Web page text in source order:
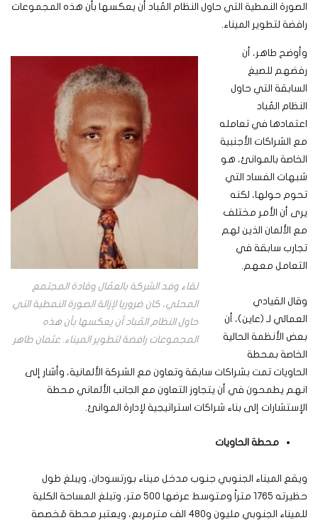
الصورة النمطية التي حاول النظام المُباد أن يعكسها بأن هذه المجموعات
رافضة لتطوير الميناء.
لقاء وفد الشركة بالعمّال وقادة المجتمع
المحلي، كان ضروريا لإزالة الصورة النمطية التي
حاول النظام المُباد أن يعكسها بأن هذه
المجموعات رافضة لتطوير الميناء. عثمان طاهر
وأوضح طاهر، أن
رفضهم للصيغ
السابقة التي حاول
النظام المُباد
اعتمادها في تعامله
مع الشراكات الأجنبية
الخاصة بالموانئ، هو
شبهات الفساد التي
تحوم حولها، لكنه
يرى أن الأمر مختلف
مع الألمان الذين لهم
تجارب سابقة في
التعامل معهم.
وقال القيادي
العمالي لـ (عاين)، أن
بعض الأنظمة الحالية
الخاصة بمحطة
الحاويات تمت بشراكات سابقة وتعاون مع الشركة الألمانية، وأشار إلى
انهم يطمحون في أن يتجاوز التعاون مع الجانب الألماني محطة
الإستشارات إلى بناء شراكات استراتيجية لإدارة الموانئ.
محطة الحاويات
ويقع الميناء الجنوبي جنوب مدخل ميناء بورتسودان، ويبلغ طول
حظيرته 1765 متراً ومتوسط عرضها 500 متر، وتبلغ المساحة الكلية
للميناء الجنوبي مليون و480 الف مترمربع، ويعتبر محطة مُخصصة